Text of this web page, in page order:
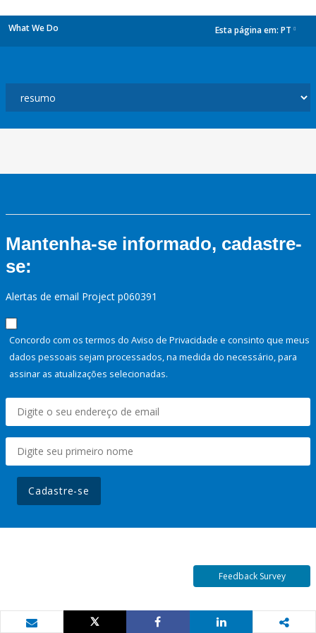
What We Do Esta página em: PT
Mantenha-se informado, cadastre-
se:
Alertas de email Project p060391
Concordo com os termos do Aviso de Privacidade e consinto que meus
dados pessoais sejam processados, na medida do necessário, para
assinar as atualizações selecionadas.
Cadastre-se
Feedback Survey